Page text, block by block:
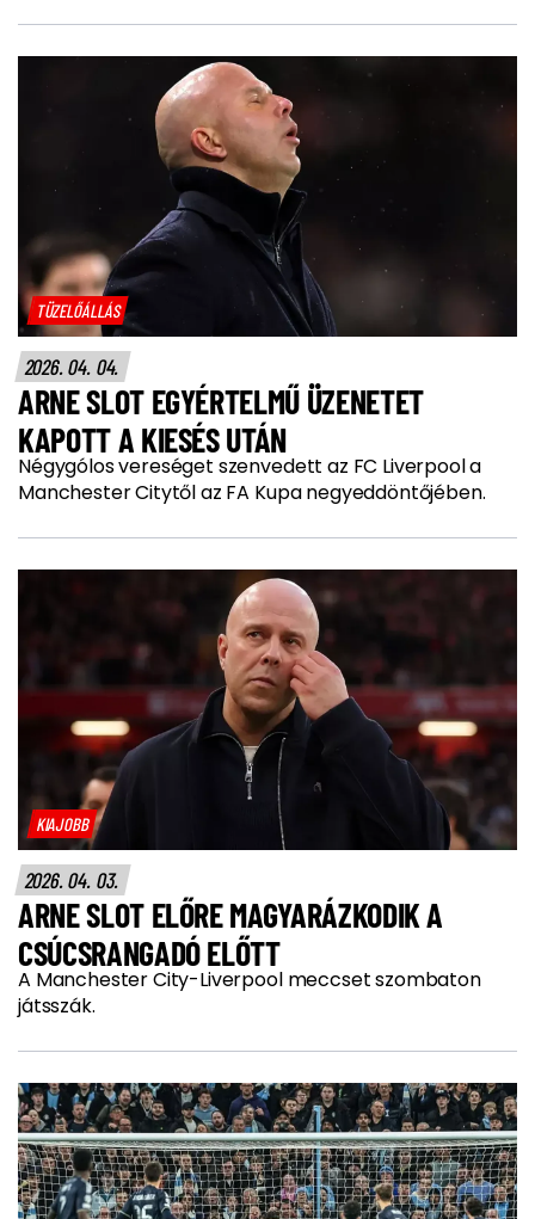
TÜZELŐÁLLÁS
2026. 04. 04.
ARNE SLOT EGYÉRTELMŰ ÜZENETET
KAPOTT A KIESÉS UTÁN
Négygólos vereséget szenvedett az FC Liverpool a
Manchester Citytől az FA Kupa negyeddöntőjében.
KIAJOBB
2026. 04. 03.
ARNE SLOT ELŐRE MAGYARÁZKODIK A
CSÚCSRANGADÓ ELŐTT
A Manchester City-Liverpool meccset szombaton
játsszák.